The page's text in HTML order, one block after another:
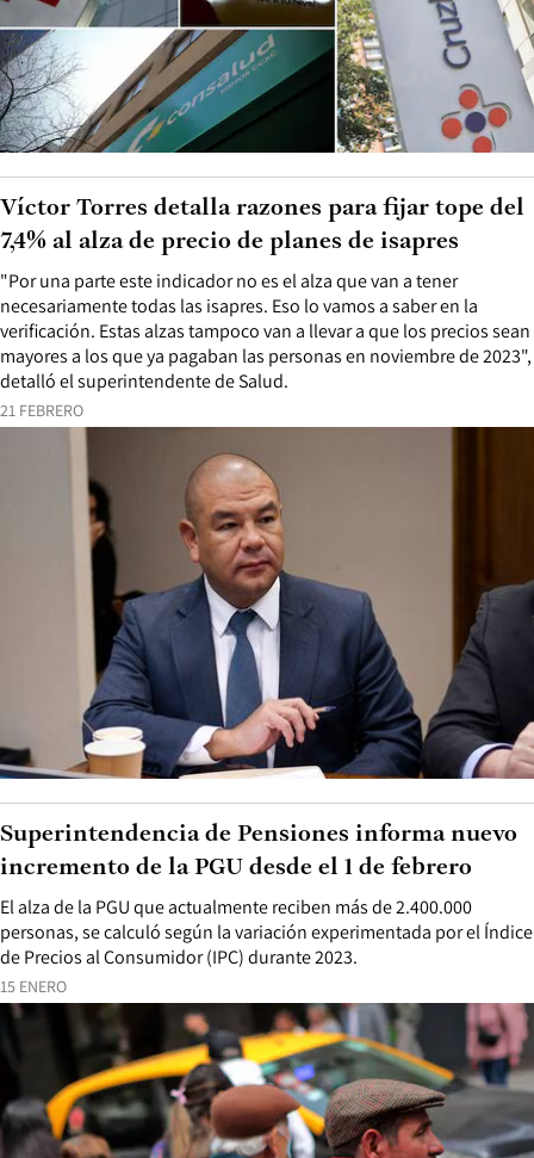
21 FEBRERO
"Por una parte este indicador no es el alza que van a tener
necesariamente todas las isapres. Eso lo vamos a saber en la
verificación. Estas alzas tampoco van a llevar a que los precios sean
mayores a los que ya pagaban las personas en noviembre de 2023",
detalló el superintendente de Salud.
Víctor Torres detalla razones para fijar tope del
7,4% al alza de precio de planes de isapres
15 ENERO
El alza de la PGU que actualmente reciben más de 2.400.000
personas, se calculó según la variación experimentada por el Índice
de Precios al Consumidor (IPC) durante 2023.
Superintendencia de Pensiones informa nuevo
incremento de la PGU desde el 1 de febrero